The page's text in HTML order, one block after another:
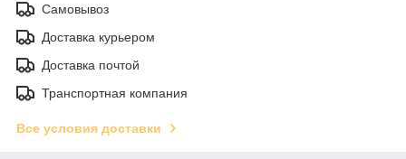
Самовывоз
Доставка курьером
Доставка почтой
Транспортная компания
Все условия доставки